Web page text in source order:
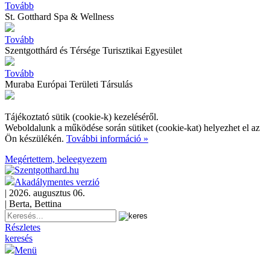
Tovább
St. Gotthard Spa & Wellness
Tovább
Szentgotthárd és Térsége Turisztikai Egyesület
Tovább
Muraba Európai Területi Társulás
Tájékoztató sütik (cookie-k) kezeléséről.
Weboldalunk a működése során sütiket (cookie-kat) helyezhet el az
Ön készülékén. További információ »
Megértettem, beleegyezem
Akadálymentes verzió
| 2026. augusztus 06.
| Berta, Bettina
Részletes
keresés
Menü